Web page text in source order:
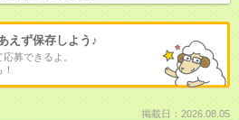
えず保存しよう♪
募できるよ。
掲載日：2026.08.05